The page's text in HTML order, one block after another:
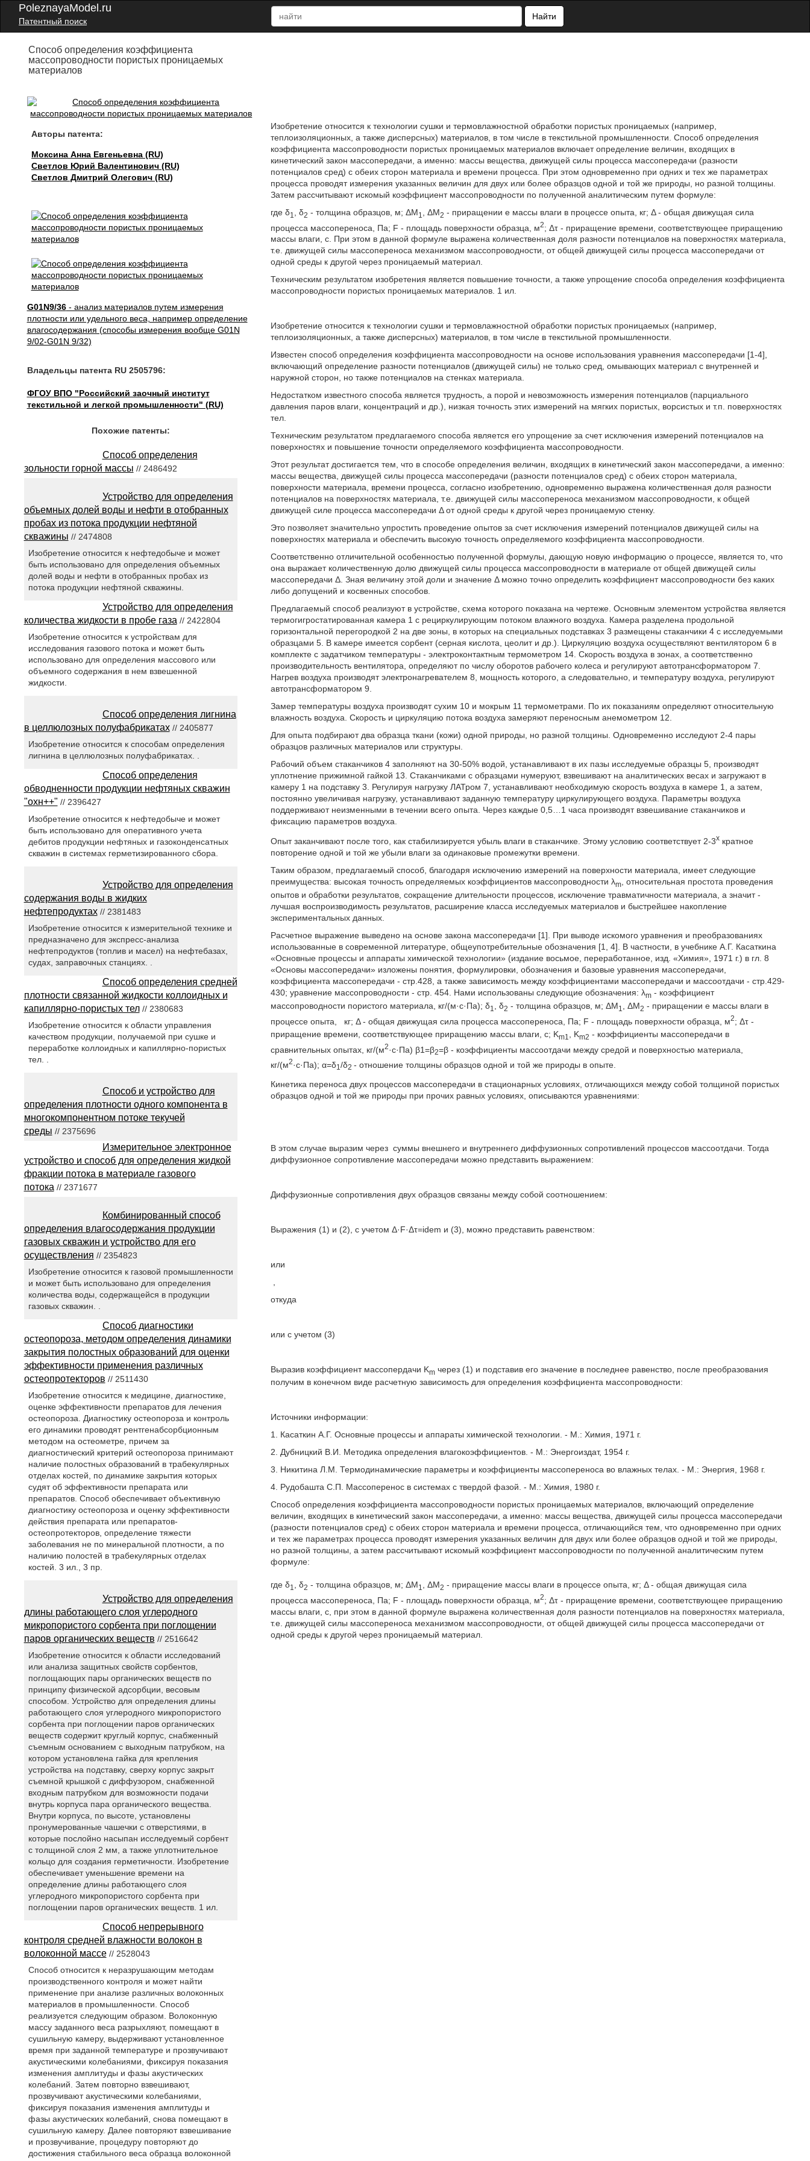
PoleznayaModel.ru
Патентный поиск
Найти
Способ определения коэффициента
массопроводности пористых проницаемых
материалов
Авторы патента:
Моксина Анна Евгеньевна (RU)
Светлов Юрий Валентинович (RU)
Светлов Дмитрий Олегович (RU)
G01N9/36- анализ материалов путем измерения
плотности или удельного веса, например определение
влагосодержания (способы измерения вообще G01N
9/02-G01N 9/32)
Владельцы патента RU 2505796:
ФГОУ ВПО "Российский заочный институт
текстильной и легкой промышленности" (RU)
Изобретение относится к технологии сушки и термовлажностной обработки пористых проницаемых (например,
теплоизоляционных, а также дисперсных) материалов, в том числе в текстильной промышленности. Способ определения
коэффициента массопроводности пористых проницаемых материалов включает определение величин, входящих в
кинетический закон массопередачи, а именно: массы вещества, движущей силы процесса массопередачи (разности
потенциалов сред) с обеих сторон материала и времени процесса. При этом одновременно при одних и тех же параметрах
процесса проводят измерения указанных величин для двух или более образцов одной и той же природы, но разной толщины.
Затем рассчитывают искомый коэффициент массопроводности по полученной аналитическим путем формуле:
где δ1 , δ2 - толщина образцов, м; ΔM1 , ΔM2 - приращении е массы влаги в процессе опыта, кг; Δ - общая движущая сила
процесса массопереноса, Па; F - площадь поверхности образца, м2; Δτ - приращение времени, соответствующее приращению
массы влаги, с. При этом в данной формуле выражена количественная доля разности потенциалов на поверхностях материала,
т.е. движущей силы массопереноса механизмом массопроводности, от общей движущей силы процесса массопередачи от
одной среды к другой через проницаемый материал.
Техническим результатом изобретения является повышение точности, а также упрощение способа определения коэффициента
массопроводности пористых проницаемых материалов. 1 ил.
Изобретение относится к технологии сушки и термовлажностной обработки пористых проницаемых (например,
теплоизоляционных, а также дисперсных) материалов, в том числе в текстильной промышленности.
Известен способ определения коэффициента массопроводности на основе использования уравнения массопередачи [1-4],
включающий определение разности потенциалов (движущей силы) не только сред, омывающих материал с внутренней и
наружной сторон, но также потенциалов на стенках материала.
Недостатком известного способа является трудность, а порой и невозможность измерения потенциалов (парциального
давления паров влаги, концентраций и др.), низкая точность этих измерений на мягких пористых, ворсистых и т.п. поверхностях
тел.
Техническим результатом предлагаемого способа является его упрощение за счет исключения измерений потенциалов на
поверхностях и повышение точности определяемого коэффициента массопроводности.
Этот результат достигается тем, что в способе определения величин, входящих в кинетический закон массопередачи, а именно:
массы вещества, движущей силы процесса массопередачи (разности потенциалов сред) с обеих сторон материала,
поверхности материала, времени процесса, согласно изобретению, одновременно выражена количественная доля разности
потенциалов на поверхностях материала, т.е. движущей силы массопереноса механизмом массопроводности, к общей
движущей силе процесса массопередачи Δ от одной среды к другой через проницаемую стенку.
Это позволяет значительно упростить проведение опытов за счет исключения измерений потенциалов движущей силы на
поверхностях материала и обеспечить высокую точность определяемого коэффициента массопроводности.
Соответственно отличительной особенностью полученной формулы, дающую новую информацию о процессе, является то, что
она выражает количественную долю движущей силы процесса массопроводности в материале от общей движущей силы
массопередачи Δ. Зная величину этой доли и значение Δ можно точно определить коэффициент массопроводности без каких
либо допущений и косвенных способов.
Предлагаемый способ реализуют в устройстве, схема которого показана на чертеже. Основным элементом устройства является
термогигростатированная камера 1 с рециркулирующим потоком влажного воздуха. Камера разделена продольной
горизонтальной перегородкой 2 на две зоны, в которых на специальных подставках 3 размещены стаканчики 4 с исследуемыми
образцами 5. В камере имеется сорбент (серная кислота, цеолит и др.). Циркуляцию воздуха осуществляют вентилятором 6 в
комплекте с задатчиком температуры - электроконтактным термометром 14. Скорость воздуха в зонах, а соответственно
производительность вентилятора, определяют по числу оборотов рабочего колеса и регулируют автотрансформатором 7.
Нагрев воздуха производят электронагревателем 8, мощность которого, а следовательно, и температуру воздуха, регулируют
автотрансформатором 9.
Замер температуры воздуха производят сухим 10 и мокрым 11 термометрами. По их показаниям определяют относительную
влажность воздуха. Скорость и циркуляцию потока воздуха замеряют переносным анемометром 12.
Для опыта подбирают два образца ткани (кожи) одной природы, но разной толщины. Одновременно исследуют 2-4 пары
образцов различных материалов или структуры.
Рабочий объем стаканчиков 4 заполняют на 30-50% водой, устанавливают в их пазы исследуемые образцы 5, производят
уплотнение прижимной гайкой 13. Стаканчиками с образцами нумеруют, взвешивают на аналитических весах и загружают в
камеру 1 на подставку 3. Регулируя нагрузку ЛАТром 7, устанавливают необходимую скорость воздуха в камере 1, а затем,
постоянно увеличивая нагрузку, устанавливают заданную температуру циркулирующего воздуха. Параметры воздуха
поддерживают неизменными в течении всего опыта. Через каждые 0,5…1 часа производят взвешивание стаканчиков и
фиксацию параметров воздуха.
Опыт заканчивают после того, как стабилизируется убыль влаги в стаканчике. Этому условию соответствует 2-3х кратное
повторение одной и той же убыли влаги за одинаковые промежутки времени.
Таким образом, предлагаемый способ, благодаря исключению измерений на поверхности материала, имеет следующие
преимущества: высокая точность определяемых коэффициентов массопроводности λm
, относительная простота проведения
опытов и обработки результатов, сокращение длительности процессов, исключение травматичности материала, а значит -
лучшая воспроизводимость результатов, расширение класса исследуемых материалов и быстрейшее накопление
экспериментальных данных.
Расчетное выражение выведено на основе закона массопередачи [1]. При выводе искомого уравнения и преобразованиях
использованные в современной литературе, общеупотребительные обозначения [1, 4]. В частности, в учебнике А.Г. Касаткина
«Основные процессы и аппараты химической технологии» (издание восьмое, переработанное, изд. «Химия», 1971 г.) в гл. 8
«Основы массопередачи» изложены понятия, формулировки, обозначения и базовые уравнения массопередачи,
коэффициента массопередачи - стр.428, а также зависимость между коэффициентами массопередачи и массоотдачи - стр.429-
430; уравнение массопроводности - стр. 454. Нами использованы следующие обозначения: λm - коэффициент
массопроводности пористого материала, кг/(м·с·Па); δ1 , δ2 - толщина образцов, м; ΔМ1 , ΔМ2 - приращении е массы влаги в
процессе опыта,
кг; Δ - общая движущая сила процесса массопереноса, Па; F - площадь поверхности образца, м2; Δτ -
приращение времени, соответствующее приращению массы влаги, с; Km1 , Km2 - коэффициенты массопередачи в
сравнительных опытах, кг/(м2·с·Па) β1=β2=β - коэффициенты массоотдачи между средой и поверхностью материала,
кг/(м2·с·Па); α=δ1/δ2- отношение толщины образцов одной и той же природы в опыте.
Кинетика переноса двух процессов массопередачи в стационарных условиях, отличающихся между собой толщиной пористых
образцов одной и той же природы при прочих равных условиях, описываются уравнениями:
В этом случае выразим через суммы внешнего и внутреннего диффузионных сопротивлений процессов массоотдачи. Тогда
диффузионное сопротивление массопередачи можно представить выражением:
Диффузионные сопротивления двух образцов связаны между собой соотношением:
Выражения (1) и (2), с учетом Δ·F·Δτ=idem и (3), можно представить равенством:
или
откуда
или с учетом (3)
Выразив коэффициент массопердачи Km через (1) и подставив его значение в последнее равенство, после преобразования
получим в конечном виде расчетную зависимость для определения коэффициента массопроводности:
Источники информации:
1. Касаткин А.Г. Основные процессы и аппараты химической технологии. - М.: Химия, 1971 г.
2. Дубницкий В.И. Методика определения влагокоэффициентов. - М.: Энергоиздат, 1954 г.
3. Никитина Л.М. Термодинамические параметры и коэффициенты массопереноса во влажных телах. - М.: Энергия, 1968 г.
4. Рудобашта С.П. Массоперенос в системах с твердой фазой. - М.: Химия, 1980 г.
Способ определения коэффициента массопроводности пористых проницаемых материалов, включающий определение
величин, входящих в кинетический закон массопередачи, а именно: массы вещества, движущей силы процесса массопередачи
(разности потенциалов сред) с обеих сторон материала и времени процесса, отличающийся тем, что одновременно при одних
и тех же параметрах процесса проводят измерения указанных величин для двух или более образцов одной и той же природы,
но разной толщины, а затем рассчитывают искомый коэффициент массопроводности по полученной аналитическим путем
формуле:
где δ1 , δ2 - толщина образцов, м; ΔM1 , ΔM2 - приращение массы влаги в процессе опыта, кг; Δ - общая движущая сила
процесса массопереноса, Па; F - площадь поверхности образца, м2; Δτ - приращение времени, соответствующее приращению
массы влаги, с, при этом в данной формуле выражена количественная доля разности потенциалов на поверхностях материала,
т.е. движущей силы массопереноса механизмом массопроводности, от общей движущей силы процесса массопередачи от
одной среды к другой через проницаемый материал.
Похожие патенты:
Способ определения
зольности горной массы // 2486492
Устройство для определения
объемных долей воды и нефти в отобранных
пробах из потока продукции нефтяной
скважины // 2474808
Изобретение относится к нефтедобыче и может
быть использовано для определения объемных
долей воды и нефти в отобранных пробах из
потока продукции нефтяной скважины.
Устройство для определения
количества жидкости в пробе газа // 2422804
Изобретение относится к устройствам для
исследования газового потока и может быть
использовано для определения массового или
объемного содержания в нем взвешенной
жидкости.
Способ определения лигнина
в целлюлозных полуфабрикатах// 2405877
Изобретение относится к способам определения
лигнина в целлюлозных полуфабрикатах. .
Способ определения
обводненности продукции нефтяных скважин
"охн++" // 2396427
Изобретение относится к нефтедобыче и может
быть использовано для оперативного учета
дебитов продукции нефтяных и газоконденсатных
скважин в системах герметизированного сбора.
Устройство для определения
содержания воды в жидких
нефтепродуктах// 2381483
Изобретение относится к измерительной технике и
предназначено для экспресс-анализа
нефтепродуктов (топлив и масел) на нефтебазах,
судах, заправочных станциях. .
Способ определения средней
плотности связанной жидкости коллоидных и
капиллярно-пористых тел// 2380683
Изобретение относится к области управления
качеством продукции, получаемой при сушке и
переработке коллоидных и капиллярно-пористых
тел. .
Способ и устройство для
определения плотности одного компонента в
многокомпонентном потоке текучей
среды // 2375696
Измерительное электронное
устройство и способ для определения жидкой
фракции потока в материале газового
потока // 2371677
Комбинированный способ
определения влагосодержания продукции
газовых скважин и устройство для его
осуществления // 2354823
Изобретение относится к газовой промышленности
и может быть использовано для определения
количества воды, содержащейся в продукции
газовых скважин. .
Способ диагностики
остеопороза, методом определения динамики
закрытия полостных образований для оценки
эффективности применения различных
остеопротекторов // 2511430
Изобретение относится к медицине, диагностике,
оценке эффективности препаратов для лечения
остеопороза. Диагностику остеопороза и контроль
его динамики проводят рентгенабсорбционным
методом на остеометре, причем за
диагностический критерий остеопороза принимают
наличие полостных образований в трабекулярных
отделах костей, по динамике закрытия которых
судят об эффективности препарата или
препаратов. Способ обеспечивает объективную
диагностику остеопороза и оценку эффективности
действия препарата или препаратов-
остеопротекторов, определение тяжести
заболевания не по минеральной плотности, а по
наличию полостей в трабекулярных отделах
костей. 3 ил., 3 пр.
Устройство для определения
длины работающего слоя углеродного
микропористого сорбента при поглощении
паров органических веществ // 2516642
Изобретение относится к области исследований
или анализа защитных свойств сорбентов,
поглощающих пары органических веществ по
принципу физической адсорбции, весовым
способом. Устройство для определения длины
работающего слоя углеродного микропористого
сорбента при поглощении паров органических
веществ содержит круглый корпус, снабженный
съемным основанием с выходным патрубком, на
котором установлена гайка для крепления
устройства на подставку, сверху корпус закрыт
съемной крышкой с диффузором, снабженной
входным патрубком для возможности подачи
внутрь корпуса пара органического вещества.
Внутри корпуса, по высоте, установлены
пронумерованные чашечки с отверстиями, в
которые послойно насыпан исследуемый сорбент
с толщиной слоя 2 мм, а также уплотнительное
кольцо для создания герметичности. Изобретение
обеспечивает уменьшение времени на
определение длины работающего слоя
углеродного микропористого сорбента при
поглощении паров органических веществ. 1 ил.
Способ непрерывного
контроля средней влажности волокон в
волоконной массе// 2528043
Способ относится к неразрушающим методам
производственного контроля и может найти
применение при анализе различных волоконных
материалов в промышленности. Способ
реализуется следующим образом. Волоконную
массу заданного веса разрыхляют, помещают в
сушильную камеру, выдерживают установленное
время при заданной температуре и прозвучивают
акустическими колебаниями, фиксируя показания
изменения амплитуды и фазы акустических
колебаний. Затем повторно взвешивают,
прозвучивают акустическими колебаниями,
фиксируя показания изменения амплитуды и
фазы акустических колебаний, снова помещают в
сушильную камеру. Далее повторяют взвешивание
и прозвучивание, процедуру повторяют до
достижения стабильного веса образца волоконной